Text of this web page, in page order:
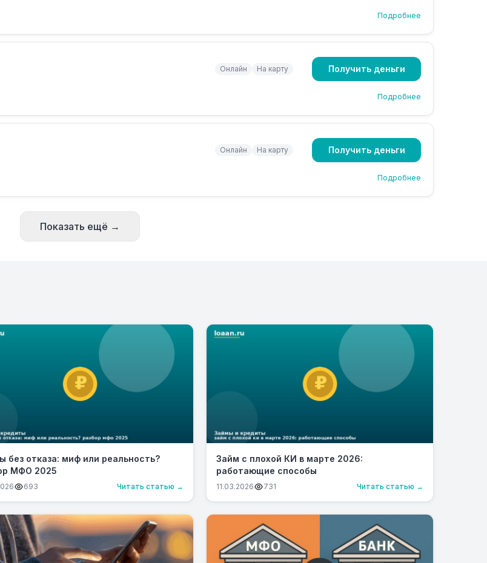
Подробнее
Онлайн На карту Получить деньги
Подробнее
Онлайн На карту Получить деньги
Подробнее
Показать ещё →
без отказа: миф или реальность?
МФО 2025
693 Читать статью →
Займ с плохой КИ в марте 2026:
работающие способы
11.03.2026 731 Читать статью →